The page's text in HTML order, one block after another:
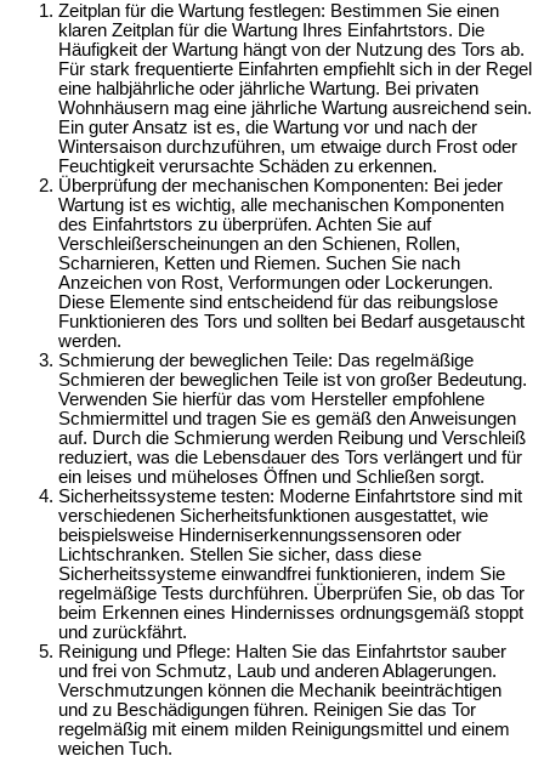
Zeitplan für die Wartung festlegen: Bestimmen Sie einen
klaren Zeitplan für die Wartung Ihres Einfahrtstors. Die
Häufigkeit der Wartung hängt von der Nutzung des Tors ab.
Für stark frequentierte Einfahrten empfiehlt sich in der Regel
eine halbjährliche oder jährliche Wartung. Bei privaten
Wohnhäusern mag eine jährliche Wartung ausreichend sein.
Ein guter Ansatz ist es, die Wartung vor und nach der
Wintersaison durchzuführen, um etwaige durch Frost oder
Feuchtigkeit verursachte Schäden zu erkennen.
Überprüfung der mechanischen Komponenten: Bei jeder
Wartung ist es wichtig, alle mechanischen Komponenten
des Einfahrtstors zu überprüfen. Achten Sie auf
Verschleißerscheinungen an den Schienen, Rollen,
Scharnieren, Ketten und Riemen. Suchen Sie nach
Anzeichen von Rost, Verformungen oder Lockerungen.
Diese Elemente sind entscheidend für das reibungslose
Funktionieren des Tors und sollten bei Bedarf ausgetauscht
werden.
Schmierung der beweglichen Teile: Das regelmäßige
Schmieren der beweglichen Teile ist von großer Bedeutung.
Verwenden Sie hierfür das vom Hersteller empfohlene
Schmiermittel und tragen Sie es gemäß den Anweisungen
auf. Durch die Schmierung werden Reibung und Verschleiß
reduziert, was die Lebensdauer des Tors verlängert und für
ein leises und müheloses Öffnen und Schließen sorgt.
Sicherheitssysteme testen: Moderne Einfahrtstore sind mit
verschiedenen Sicherheitsfunktionen ausgestattet, wie
beispielsweise Hinderniserkennungssensoren oder
Lichtschranken. Stellen Sie sicher, dass diese
Sicherheitssysteme einwandfrei funktionieren, indem Sie
regelmäßige Tests durchführen. Überprüfen Sie, ob das Tor
beim Erkennen eines Hindernisses ordnungsgemäß stoppt
und zurückfährt.
Reinigung und Pflege: Halten Sie das Einfahrtstor sauber
und frei von Schmutz, Laub und anderen Ablagerungen.
Verschmutzungen können die Mechanik beeinträchtigen
und zu Beschädigungen führen. Reinigen Sie das Tor
regelmäßig mit einem milden Reinigungsmittel und einem
weichen Tuch.